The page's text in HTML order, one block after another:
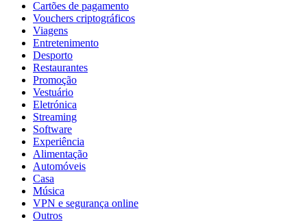
Cartões de pagamento
Vouchers criptográficos
Viagens
Entretenimento
Desporto
Restaurantes
Promoção
Vestuário
Eletrónica
Streaming
Software
Experiência
Alimentação
Automóveis
Casa
Música
VPN e segurança online
Outros